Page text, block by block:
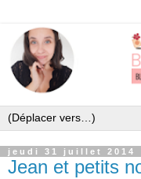
jeudi 31 juillet 2014
Jean et petits